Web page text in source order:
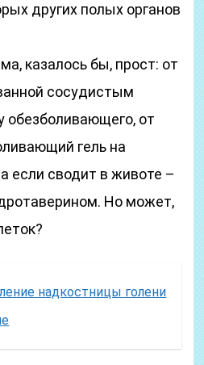
других полых органов
казалось бы, прост: от
сосудистым
обезболивающего, от
гель на
если сводит в животе –
Но может,
надкостницы голени